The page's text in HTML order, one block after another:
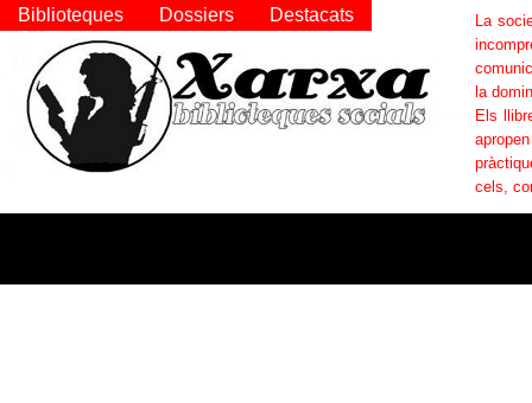
La
la
Els
cels,
Biblioteques Dossiers Destacats